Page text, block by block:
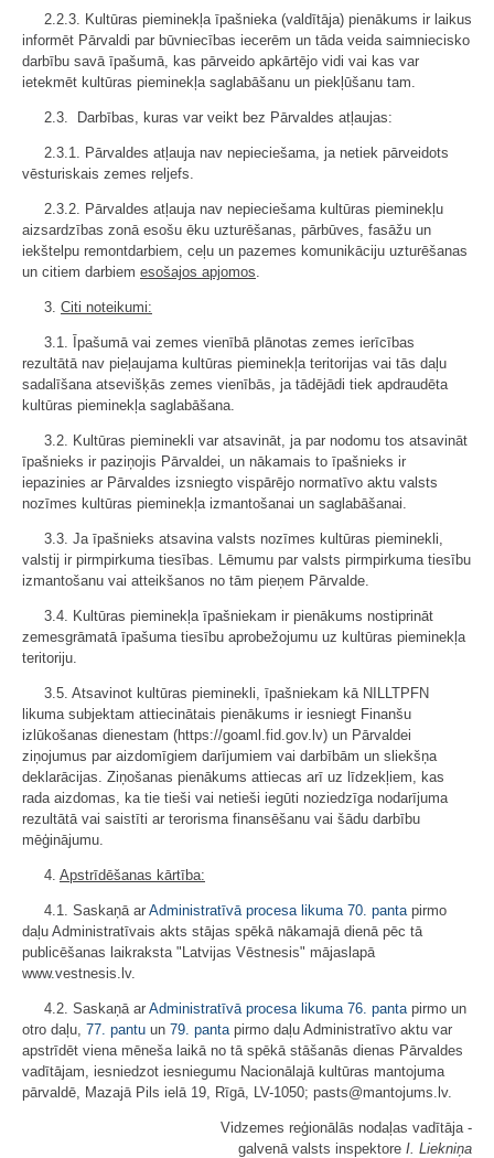
2.2.3. Kultūras pieminekļa īpašnieka (valdītāja) pienākums ir laikus
informēt Pārvaldi par būvniecības iecerēm un tāda veida saimniecisko
darbību savā īpašumā, kas pārveido apkārtējo vidi vai kas var
ietekmēt kultūras pieminekļa saglabāšanu un piekļūšanu tam.
2.3. Darbības, kuras var veikt bez Pārvaldes atļaujas:
2.3.1. Pārvaldes atļauja nav nepieciešama, ja netiek pārveidots
vēsturiskais zemes reljefs.
2.3.2. Pārvaldes atļauja nav nepieciešama kultūras pieminekļu
aizsardzības zonā esošu ēku uzturēšanas, pārbūves, fasāžu un
iekštelpu remontdarbiem, ceļu un pazemes komunikāciju uzturēšanas
un citiem darbiem esošajos apjomos.
3. Citi noteikumi:
3.1. Īpašumā vai zemes vienībā plānotas zemes ierīcības
rezultātā nav pieļaujama kultūras pieminekļa teritorijas vai tās daļu
sadalīšana atsevišķās zemes vienībās, ja tādējādi tiek apdraudēta
kultūras pieminekļa saglabāšana.
3.2. Kultūras pieminekli var atsavināt, ja par nodomu tos atsavināt
īpašnieks ir paziņojis Pārvaldei, un nākamais to īpašnieks ir
iepazinies ar Pārvaldes izsniegto vispārējo normatīvo aktu valsts
nozīmes kultūras pieminekļa izmantošanai un saglabāšanai.
3.3. Ja īpašnieks atsavina valsts nozīmes kultūras pieminekli,
valstij ir pirmpirkuma tiesības. Lēmumu par valsts pirmpirkuma tiesību
izmantošanu vai atteikšanos no tām pieņem Pārvalde.
3.4. Kultūras pieminekļa īpašniekam ir pienākums nostiprināt
zemesgrāmatā īpašuma tiesību aprobežojumu uz kultūras pieminekļa
teritoriju.
3.5. Atsavinot kultūras pieminekli, īpašniekam kā NILLTPFN
likuma subjektam attiecinātais pienākums ir iesniegt Finanšu
izlūkošanas dienestam (https://goaml.fid.gov.lv) un Pārvaldei
ziņojumus par aizdomīgiem darījumiem vai darbībām un sliekšņa
deklarācijas. Ziņošanas pienākums attiecas arī uz līdzekļiem, kas
rada aizdomas, ka tie tieši vai netieši iegūti noziedzīga nodarījuma
rezultātā vai saistīti ar terorisma finansēšanu vai šādu darbību
mēģinājumu.
4. Apstrīdēšanas kārtība:
4.1. Saskaņā ar Administratīvā procesa likuma 70. pantapirmo
daļu Administratīvais akts stājas spēkā nākamajā dienā pēc tā
publicēšanas laikraksta "Latvijas Vēstnesis" mājaslapā
www.vestnesis.lv.
4.2. Saskaņā ar Administratīvā procesa likuma 76. pantapirmo un
otro daļu, 77. pantu un 79. pantapirmo daļu Administratīvo aktu var
apstrīdēt viena mēneša laikā no tā spēkā stāšanās dienas Pārvaldes
vadītājam, iesniedzot iesniegumu Nacionālajā kultūras mantojuma
pārvaldē, Mazajā Pils ielā 19, Rīgā, LV-1050; pasts@mantojums.lv.
Vidzemes reģionālās nodaļas vadītāja -
galvenā valsts inspektore I. Liekniņa